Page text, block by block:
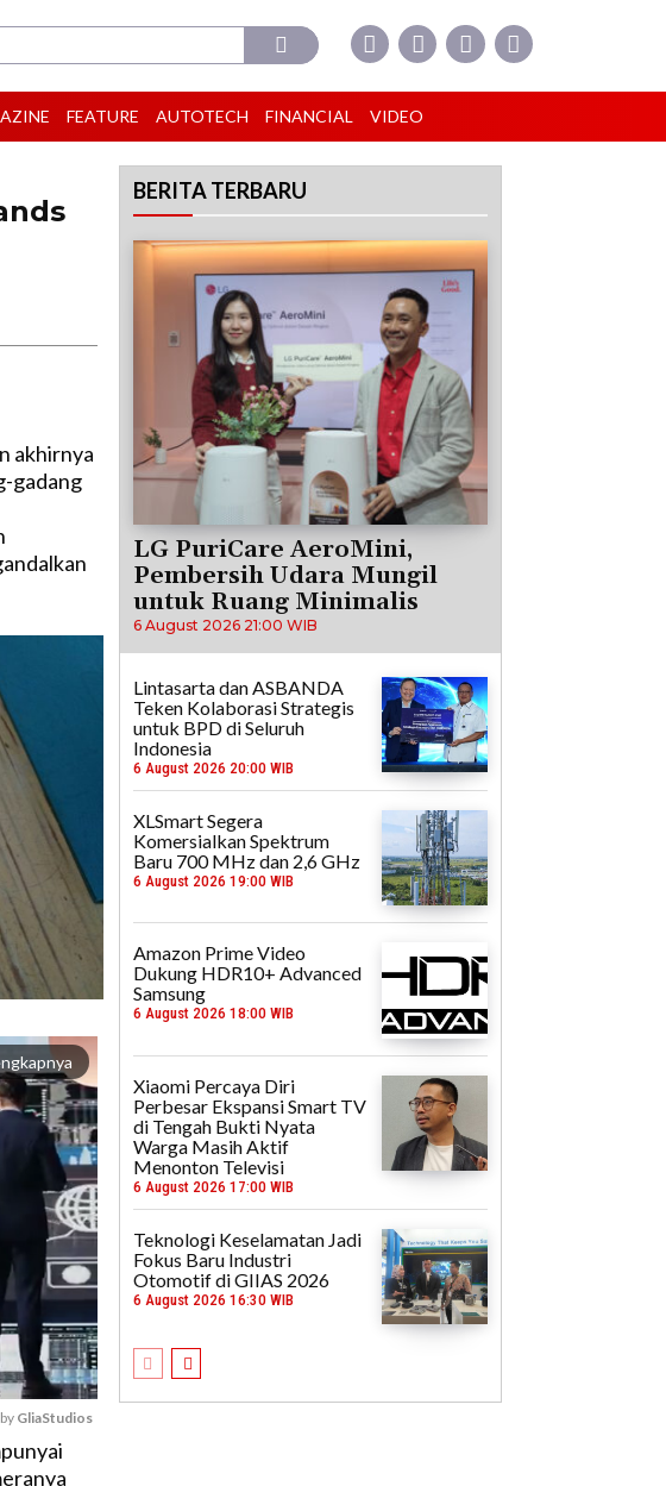
FEATURE AUTOTECH FINANCIAL VIDEO
akhirnya
gadang
GliaStudios
BERITA TERBARU
LG PuriCare AeroMini,
Pembersih Udara Mungil
untuk Ruang Minimalis
6 August 2026 21:00 WIB
Lintasarta dan ASBANDA
Teken Kolaborasi Strategis
untuk BPD di Seluruh
Indonesia
6 August 2026 20:00 WIB
XLSmart Segera
Komersialkan Spektrum
Baru 700 MHz dan 2,6 GHz
6 August 2026 19:00 WIB
Amazon Prime Video
Dukung HDR10+ Advanced
Samsung
6 August 2026 18:00 WIB
Xiaomi Percaya Diri
Perbesar Ekspansi Smart TV
di Tengah Bukti Nyata
Warga Masih Aktif
Menonton Televisi
6 August 2026 17:00 WIB
Teknologi Keselamatan Jadi
Fokus Baru Industri
Otomotif di GIIAS 2026
6 August 2026 16:30 WIB